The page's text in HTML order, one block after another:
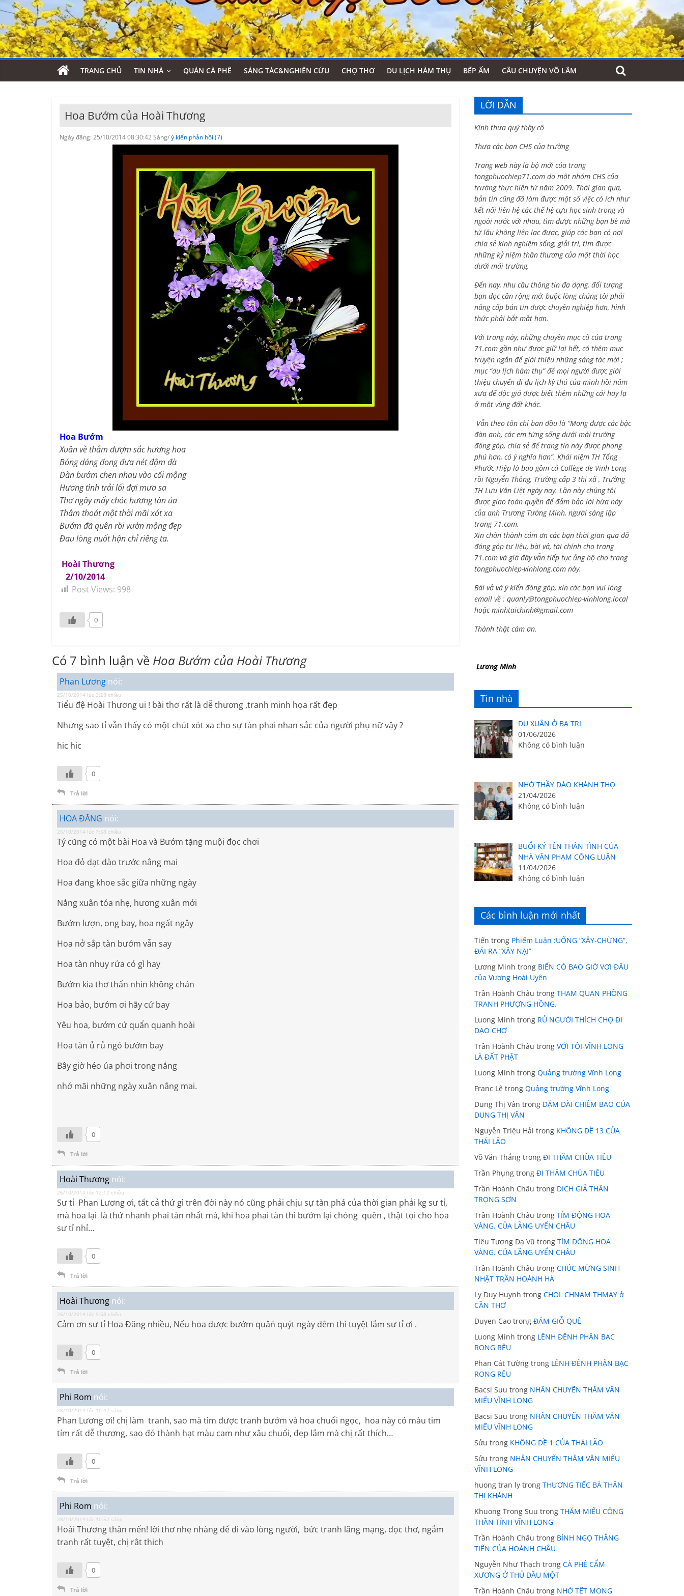
TRANG CHỦ TIN NHÀ QUÁN CÀ PHÊ SÁNG TÁC&NGHIÊN CỨU CHỢ THƠ DU LỊCH HÀM THỤ BẾP ẤM CÂU CHUYỆN VÕ LÂM
Hoa Bướm của Hoài Thương
Ngày đăng: 25/10/2014 08:30:42 Sáng/ý kiến phản hồi (7)
Hoa Bướm
Xuân về thắm đượm sắc hương hoa
Bóng dáng đong đưa nét đậm đà
Đàn bướm chen nhau vào cổi mộng
Hương tình trải lối đợi mưa sa
Thơ ngây mấy chóc hương tàn úa
Thắm thoát một thời mãi xót xa
Bướm đã quên rồi vườn mộng đẹp
Đau lòng nuốt hận chỉ riêng ta.
Hoài Thương
2/10/2014
Post Views: 998
0
Có 7 bình luận về Hoa Bướm của Hoài Thương
Phan Lương nói:
25/10/2014 lúc 3:28 chiều
Tiểu đệ Hoài Thương ui ! bài thơ rất là dễ thương ,tranh minh họa rất đẹp
Nhưng sao tỉ vẫn thấy có một chút xót xa cho sự tàn phai nhan sắc của người phụ nữ vậy ?
hic hic
0
Trả lời
HOA ĐĂNG nói:
25/10/2014 lúc 7:58 chiều
Tỷ cũng có một bài Hoa và Bướm tặng muội đọc chơi
Hoa đỏ dạt dào trước nắng mai
Hoa đang khoe sắc giữa những ngày
Nắng xuân tỏa nhẹ, hương xuân mới
Bướm lượn, ong bay, hoa ngất ngây
Hoa nở sắp tàn bướm vẫn say
Hoa tàn nhụy rửa có gì hay
Bướm kia thơ thẩn nhìn không chán
Hoa bảo, bướm ơi hãy cứ bay
Yêu hoa, bướm cứ quẩn quanh hoài
Hoa tàn ủ rủ ngó bướm bay
Bây giờ héo úa phơi trong nắng
nhớ mãi những ngày xuân nắng mai.
0
Trả lời
Hoài Thương nói:
26/10/2014 lúc 12:12 chiều
Sư tỉ Phan Lương ơi, tất cả thứ gì trên đời này nó cũng phải chịu sự tàn phá của thời gian phải kg sư tỉ,
mà hoa lại là thứ nhanh phai tàn nhất mà, khi hoa phai tàn thì bướm lại chóng quên , thật tọi cho hoa
sư tỉ nhỉ…
0
Trả lời
Hoài Thương nói:
26/10/2014 lúc 9:58 chiều
Cảm ơn sư tỉ Hoa Đăng nhiều, Nếu hoa được bướm quâń quýt ngày đêm thì tuyệt lắm sư tỉ ơi .
0
Trả lời
Phi Rom nói:
28/10/2014 lúc 10:42 sáng
Phan Lương ơi! chị làm tranh, sao mà tìm được tranh bướm và hoa chuổi ngọc, hoa này có màu tim
tím rất dễ thương, sao đó thành hạt màu cam như xâu chuổi, đẹp lắm mà chị rất thích…
0
Trả lời
Phi Rom nói:
28/10/2014 lúc 10:52 sáng
Hoài Thương thân mến! lời thơ nhẹ nhàng dể đi vào lòng người, bức tranh lãng mạng, đọc thơ, ngắm
tranh rất tuyệt, chị rât thich
0
Trả lời
LỜI DẪN
Kính thưa quý thầy cô
Thưa các bạn CHS của trường
Trang web này là bộ mới của trang
tongphuochiep71.com do một nhóm CHS của
trường thực hiện từ năm 2009. Thời gian qua,
bản tin cũng đã làm được một số việc có ích như
kết nối liên hệ các thế hệ cựu học sinh trong và
ngoài nước với nhau, tìm được những bạn bè mà
từ lâu không liên lạc được, giúp các bạn có nơi
chia sẻ kinh nghiệm sống, giải trí, tìm được
những kỷ niệm thân thương của một thời học
dưới mái trường.
Đến nay, nhu cầu thông tin đa dạng, đối tượng
bạn đọc cần rộng mở, buộc lòng chúng tôi phải
nâng cấp bản tin được chuyên nghiệp hơn, hình
thức phải bắt mắt hơn.
Với trang này, những chuyên mục cũ của trang
71.com gần như được giữ lại hết, có thêm mục
truyện ngắn để giới thiệu những sáng tác mới ;
mục “du lịch hàm thụ” để mọi người được giới
thiệu chuyến đi du lịch kỳ thú của mình hồi năm
xưa để độc giả được biết thêm những cái hay lạ
ở một vùng đất khác.
Vẫn theo tôn chỉ ban đầu là “Mong được các bậc
đàn anh, các em từng sống dưới mái trường
đóng góp, chia sẻ để trang tin này được phong
phú hơn, có ý nghĩa hơn”. Khái niệm TH Tống
Phước Hiệp là bao gồm cả Collège de Vinh Long
rồi Nguyễn Thông, Trường cấp 3 thị xã , Trường
TH Lưu Văn Liệt ngày nay. Lần này chúng tôi
được giao toàn quyền để đảm bảo lời hứa này
của anh Trương Tường Minh, người sáng lập
trang 71.com.
Xin chân thành cám ơn các bạn thời gian qua đã
đóng góp tư liệu, bài vở, tài chính cho trang
71.com và giờ đây vẫn tiếp tục ủng hộ cho trang
tongphuochiep-vinhlong.com này.
Bài vở và ý kiến đóng góp, xin các bạn vui lòng
email về : quanly@tongphuochiep-vinhlong.local
hoặcminhtaichinh@gmail.com
Thành thật cám ơn.
Lương Minh
Tin nhà
DU XUÂN Ở BA TRI
01/06/2026
Không có bình luận
NHỚ THẦY ĐÀO KHÁNH THỌ
21/04/2026
Không có bình luận
BUỔI KÝ TÊN THÂN TÌNH CỦA
NHÀ VĂN PHẠM CÔNG LUẬN
11/04/2026
Không có bình luận
Các bình luận mới nhất
Tiến trong Phiếm Luận :UỐNG “XÂY-CHỪNG”,
ĐÁI RA “XÂY NẠI”
Lương Minh trong BIỂN CÓ BAO GIỜ VƠI ĐÂU
của Vương Hoài Uyên
Trần Hoành Châu trong THAM QUAN PHÒNG
TRANH PHƯỢNG HỒNG.
Luong Minh trong RỦ NGƯỜI THÍCH CHỢ ĐI
DẠO CHỢ
Trần Hoành Châu trong VỚI TÔI-VĨNH LONG
LÀ ĐẤT PHẬT
Luong Minh trong Quảng trường Vĩnh Long
Franc Lê trong Quảng trường Vĩnh Long
Dung Thị Vân trong DẶM DÀI CHIÊM BAO CỦA
DUNG THỊ VÂN
Nguyễn Triệu Hải trong KHÔNG ĐỀ 13 CỦA
THÁI LÃO
Võ Văn Thắng trong ĐI THĂM CHÙA TIÊU
Trần Phụng trong ĐI THĂM CHÙA TIÊU
Trần Hoành Châu trong DICH GIẢ THÂN
TRỌNG SƠN
Trần Hoành Châu trong TÍM ĐỘNG HOA
VÀNG. CỦA LÃNG UYỂN CHÂU
Tiêu Tương Dạ Vũ trong TÍM ĐỘNG HOA
VÀNG. CỦA LÃNG UYỂN CHÂU
Trần Hoành Châu trong CHÚC MỪNG SINH
NHẬT TRẦN HOÀNH HÀ
Ly Duy Huynh trong CHOL CHNAM THMAY ở
CẦN THƠ
Duyen Cao trong ĐÁM GIỖ QUÊ
Luong Minh trong LÊNH ĐÊNH PHẬN BẠC
RONG RÊU
Phan Cát Tường trong LÊNH ĐÊNH PHẬN BẠC
RONG RÊU
Bacsi Suu trong NHÂN CHUYẾN THĂM VĂN
MIẾU VĨNH LONG
Bacsi Suu trong NHÂN CHUYẾN THĂM VĂN
MIẾU VĨNH LONG
Sửu trong KHÔNG ĐỀ 1 CỦA THÁI LÃO
Sửu trong NHÂN CHUYẾN THĂM VĂN MIẾU
VĨNH LONG
huong tran ly trong THƯƠNG TIẾC BÀ THÂN
THỊ KHÁNH
Khuong Trong Suu trong THĂM MIẾU CÔNG
THẦN TỈNH VĨNH LONG
Trần Hoành Châu trong BÍNH NGỌ THẲNG
TIẾN CỦA HOÀNH CHÂU
Nguyễn Như Thạch trong CÀ PHÊ CẨM
XƯƠNG Ở THỦ DẦU MỘT
Trần Hoành Châu trong NHỚ TẾT MONG